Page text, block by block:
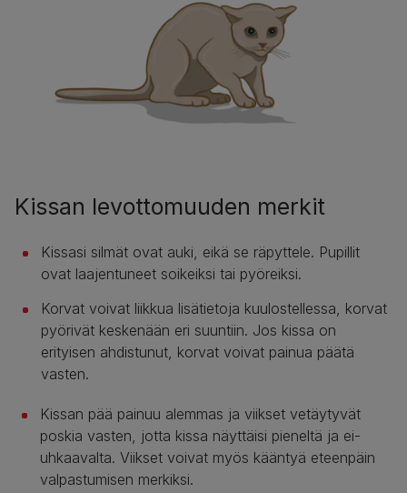
Kissan levottomuuden merkit
Kissasi silmät ovat auki, eikä se räpyttele. Pupillit
ovat laajentuneet soikeiksi tai pyöreiksi.
Korvat voivat liikkua lisätietoja kuulostellessa, korvat
pyörivät keskenään eri suuntiin. Jos kissa on
erityisen ahdistunut, korvat voivat painua päätä
vasten.
Kissan pää painuu alemmas ja viikset vetäytyvät
poskia vasten, jotta kissa näyttäisi pieneltä ja ei-
uhkaavalta. Viikset voivat myös kääntyä eteenpäin
valpastumisen merkiksi.